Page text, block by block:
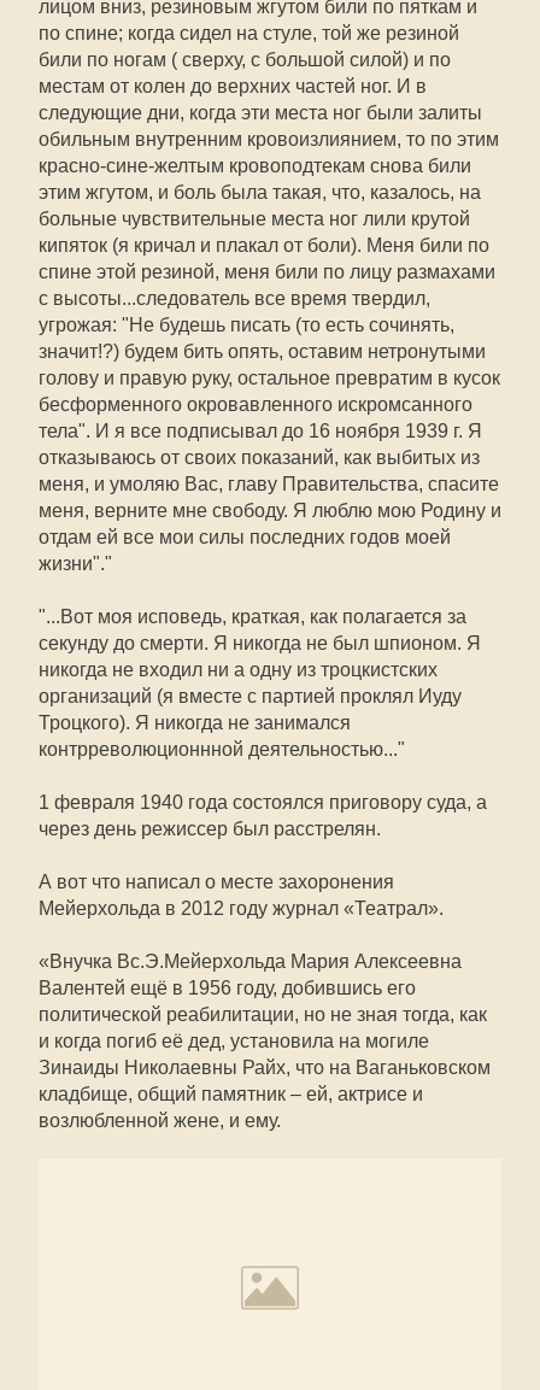
лицом вниз, резиновым жгутом били по пяткам и
по спине; когда сидел на стуле, той же резиной
били по ногам ( сверху, с большой силой) и по
местам от колен до верхних частей ног. И в
следующие дни, когда эти места ног были залиты
обильным внутренним кровоизлиянием, то по этим
красно-сине-желтым кровоподтекам снова били
этим жгутом, и боль была такая, что, казалось, на
больные чувствительные места ног лили крутой
кипяток (я кричал и плакал от боли). Меня били по
спине этой резиной, меня били по лицу размахами
с высоты...следователь все время твердил,
угрожая: "Не будешь писать (то есть сочинять,
значит!?) будем бить опять, оставим нетронутыми
голову и правую руку, остальное превратим в кусок
бесформенного окровавленного искромсанного
тела". И я все подписывал до 16 ноября 1939 г. Я
отказываюсь от своих показаний, как выбитых из
меня, и умоляю Вас, главу Правительства, спасите
меня, верните мне свободу. Я люблю мою Родину и
отдам ей все мои силы последних годов моей
жизни"."
"...Вот моя исповедь, краткая, как полагается за
секунду до смерти. Я никогда не был шпионом. Я
никогда не входил ни а одну из троцкистских
организаций (я вместе с партией проклял Иуду
Троцкого). Я никогда не занимался
контрреволюционнной деятельностью..."
1 февраля 1940 года состоялся приговору суда, а
через день режиссер был расстрелян.
А вот что написал о месте захоронения
Мейерхольда в 2012 году журнал «Театрал».
«Внучка Вс.Э.Мейерхольда Мария Алексеевна
Валентей ещё в 1956 году, добившись его
политической реабилитации, но не зная тогда, как
и когда погиб её дед, установила на могиле
Зинаиды Николаевны Райх, что на Ваганьковском
кладбище, общий памятник – ей, актрисе и
возлюбленной жене, и ему.